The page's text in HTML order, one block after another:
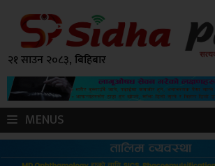
२१ साउन २०८३, बिहिबार
MENUS